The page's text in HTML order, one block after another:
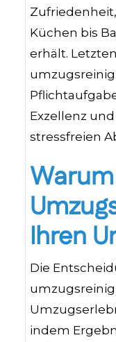
Küchen bis
erhält.
Exzellenz
stressfreien
Ihren
Die
indem